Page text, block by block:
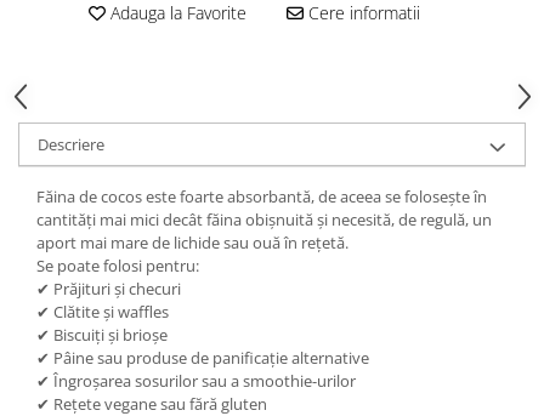
Adauga la Favorite Cere informatii
Descriere
Făina de cocos este foarte absorbantă, de aceea se folosește în
cantități mai mici decât făina obișnuită și necesită, de regulă, un
aport mai mare de lichide sau ouă în rețetă.
Se poate folosi pentru:
✔ Prăjituri și checuri
✔ Clătite și waffles
✔ Biscuiți și brioșe
✔ Pâine sau produse de panificație alternative
✔ Îngroșarea sosurilor sau a smoothie-urilor
✔ Rețete vegane sau fără gluten